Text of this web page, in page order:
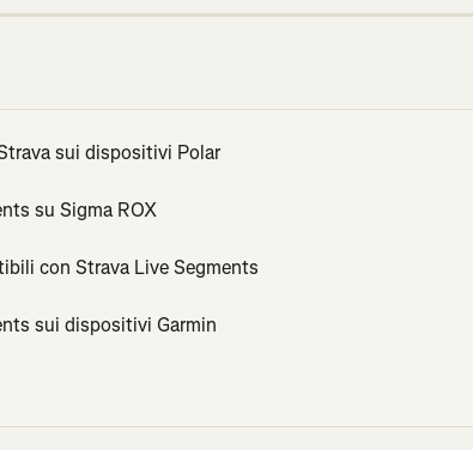
sui dispositivi Polar
su Sigma ROX
con Strava Live Segments
sui dispositivi Garmin